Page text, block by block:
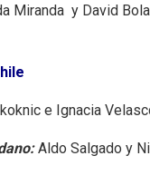
Miranda y David
e Ignacia
Aldo Salgado y